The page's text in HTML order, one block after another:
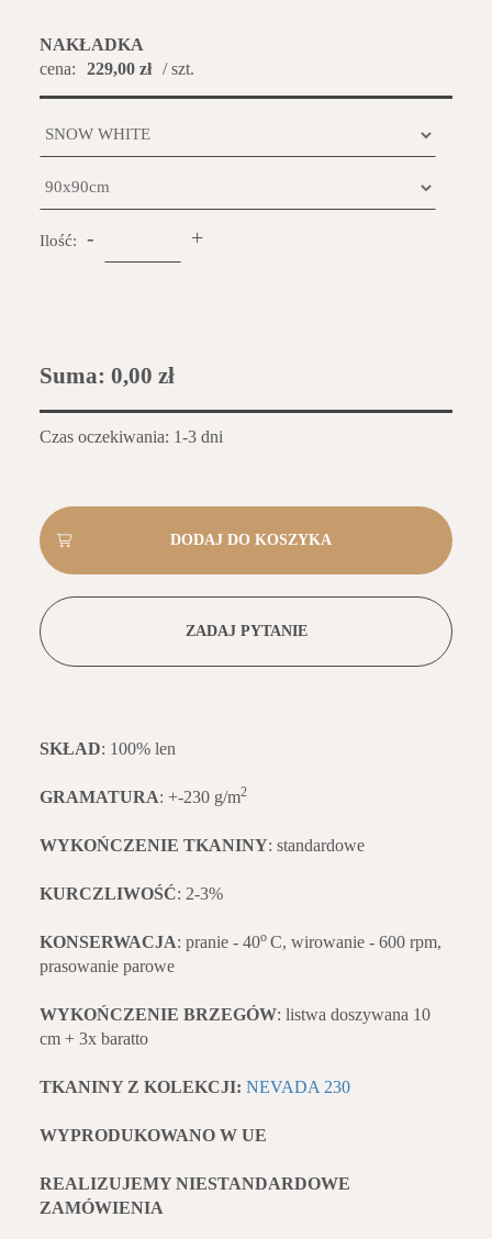
NAKŁADKA
cena:
229,00 zł / szt.
Ilość: - +
Suma: 0,00 zł
Czas oczekiwania: 1-3 dni
ZADAJ PYTANIE
SKŁAD: 100% len
GRAMATURA: +-230 g/m2
WYKOŃCZENIE TKANINY: standardowe
KURCZLIWOŚĆ: 2-3%
KONSERWACJA: pranie - 40o C, wirowanie - 600 rpm,
prasowanie parowe
WYKOŃCZENIE BRZEGÓW: listwa doszywana 10
cm + 3x baratto
TKANINY Z KOLEKCJI: NEVADA 230
WYPRODUKOWANO W UE
REALIZUJEMY NIESTANDARDOWE
ZAMÓWIENIA